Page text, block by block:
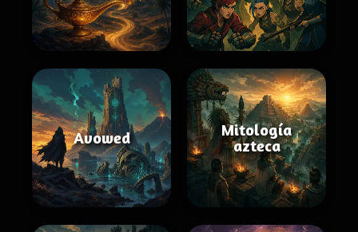
Avowed
Mitología
azteca